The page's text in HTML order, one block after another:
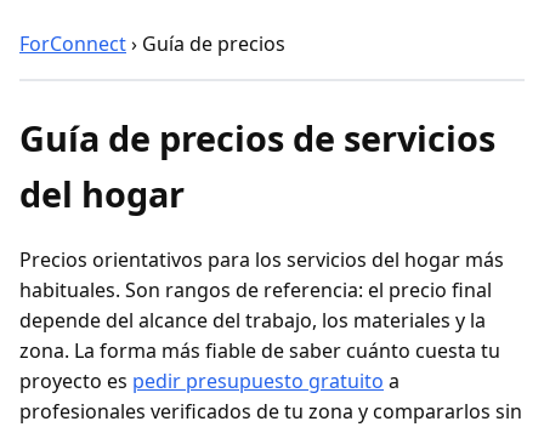
ForConnect› Guía de precios
Guía de precios de servicios
del hogar
Precios orientativos para los servicios del hogar más
habituales. Son rangos de referencia: el precio final
depende del alcance del trabajo, los materiales y la
zona. La forma más fiable de saber cuánto cuesta tu
proyecto es pedir presupuesto gratuito a
profesionales verificados de tu zona y compararlos sin